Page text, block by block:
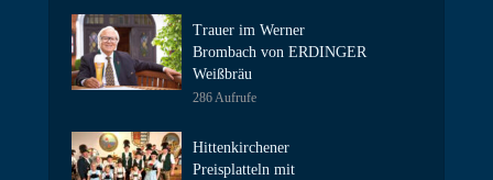
Trauer im Werner
Brombach von ERDINGER
Weißbräu
286 Aufrufe
Hittenkirchener
Preisplatteln mit